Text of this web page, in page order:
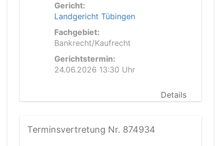
Gericht:
Landgericht Tübingen
Fachgebiet:
Bankrecht/Kaufrecht
Gerichtstermin:
24.06.2026 13:30 Uhr
Details
Terminsvertretung Nr. 874934